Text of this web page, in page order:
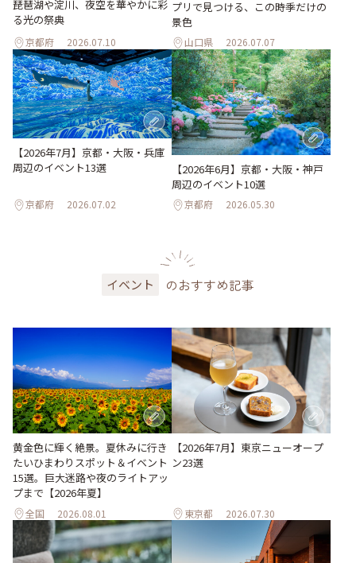
琵琶湖や淀川、夜空を華やかに彩
る光の祭典
京都府 2026.07.10
プリで見つける、この時季だけの
景色
山口県 2026.07.07
【2026年7月】京都・大阪・兵庫
周辺のイベント13選
京都府 2026.07.02
【2026年6月】京都・大阪・神戸
周辺のイベント10選
京都府 2026.05.30
イベント のおすすめ記事
黄金色に輝く絶景。夏休みに行き
たいひまわりスポット＆イベント
15選。巨大迷路や夜のライトアッ
プまで【2026年夏】
全国 2026.08.01
【2026年7月】東京ニューオープ
ン23選
東京都 2026.07.30